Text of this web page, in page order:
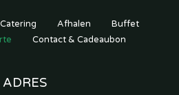
Catering Afhalen
Buffet
Contact & Cadeaubon
ADRES